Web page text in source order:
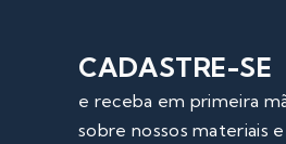
CADASTRE-SE
e receba em primeira
sobre nossos materiais